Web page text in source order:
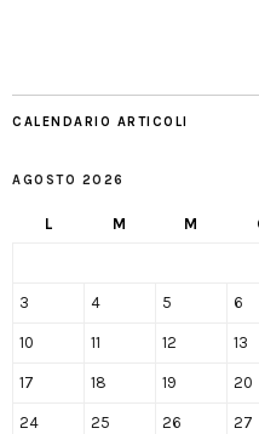
CALENDARIO ARTICOLI
AGOSTO 2026
L M M
3 4 5 6
10 11 12 13
17 18 19 20
24 25 26 27